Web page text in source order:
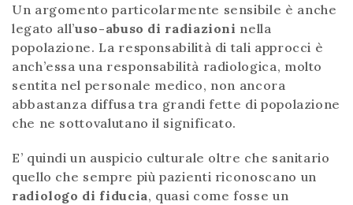
Un argomento particolarmente sensibile è anche
legato all’uso-abuso di radiazioni nella
popolazione. La responsabilità di tali approcci è
anch’essa una responsabilità radiologica, molto
sentita nel personale medico, non ancora
abbastanza diffusa tra grandi fette di popolazione
che ne sottovalutano il significato.
E’ quindi un auspicio culturale oltre che sanitario
quello che sempre più pazienti riconoscano un
radiologo di fiducia, quasi come fosse un